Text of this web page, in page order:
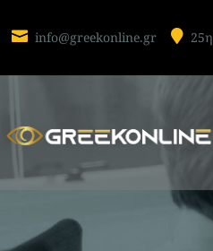
 info@greekonline.gr 